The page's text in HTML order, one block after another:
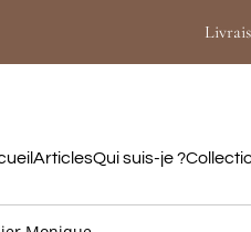
ArticlesQui suis-je ?